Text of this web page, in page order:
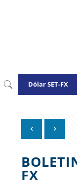
Dólar SET-FX
FX